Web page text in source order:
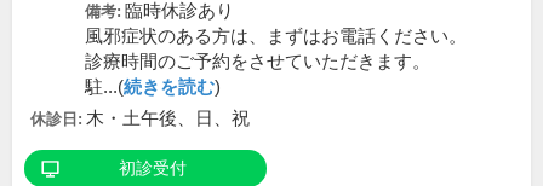
備考: 臨時休診あり
風邪症状のある方は、まずはお電話ください。
診療時間のご予約をさせていただきます。
駐...(続きを読む)
休診日: 木・土午後、日、祝
初診受付